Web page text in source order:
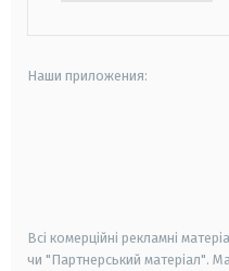
Наши приложения:
Всі комерційні рекламні
чи "Партнерський матеріал".